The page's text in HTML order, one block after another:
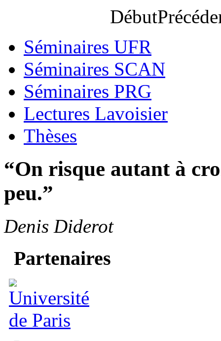
Début
Séminaires UFR
Séminaires SCAN
Séminaires PRG
Lectures Lavoisier
Thèses
“On risque autant à
peu.”
Denis Diderot
Partenaires